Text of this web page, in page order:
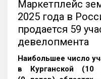
Маркетплейс
2025 года в
продается 59
девелопмента
Наибольшее число
в Курганской (10